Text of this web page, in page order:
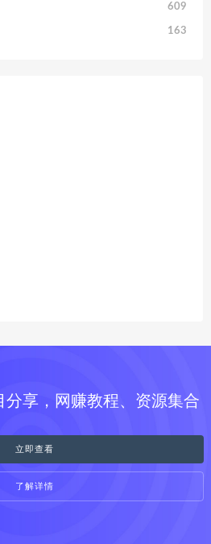
609
163
分享，网赚教程、资源集合
立即查看
了解详情